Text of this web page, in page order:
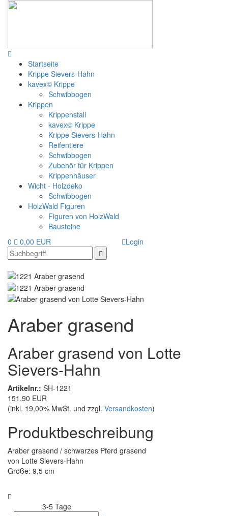
Startseite
Krippe Sievers-Hahn
kavex© Krippe
Schwibbogen
Krippen
Krippenstall
kavex© Krippe
Krippe Sievers-Hahn
Reifentiere
Schwibbogen
Zubehör für Krippen
Krippenhäuser
Wicht - Holzdeko
Schwibbogen
HolzWald Figuren
Figuren von HolzWald
Bausteine
0
0,00 EUR Login
Araber grasend
Araber grasend von Lotte
Sievers-Hahn
Artikelnr.: SH-1221
151,90 EUR
(inkl. 19,00% MwSt. und zzgl. Versandkosten)
Produktbeschreibung
Araber grasend / schwarzes Pferd grasend
von Lotte Sievers-Hahn
Größe: 9,5 cm
3-5 Tage